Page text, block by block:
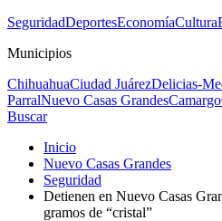
SeguridadDeportesEconomíaCultura
Municipios
ChihuahuaCiudad JuárezDelicias-
ParralNuevo Casas GrandesCamargo
Buscar
Inicio
Nuevo Casas Grandes
Seguridad
Detienen en Nuevo Casas
gramos de “cristal”